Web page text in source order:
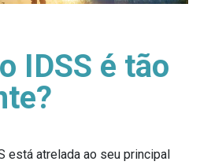
IDSS é tão
está atrelada ao seu principal